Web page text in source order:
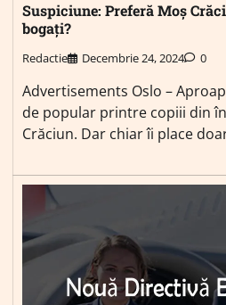
Suspiciune: Preferă Moș
bogați?
Redactie Decembrie 24, 2024 0
Advertisements Oslo –
de popular printre copiii din
Crăciun. Dar chiar îi place